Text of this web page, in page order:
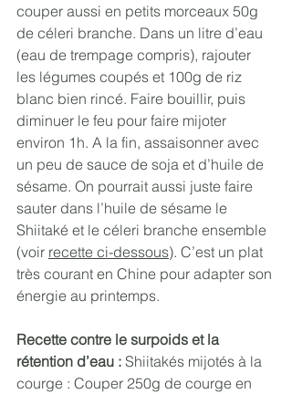
couper aussi en petits morceaux 50g
de céleri branche. Dans un litre d’eau
(eau de trempage compris), rajouter
les légumes coupés et 100g de riz
blanc bien rincé. Faire bouillir, puis
diminuer le feu pour faire mijoter
environ 1h. A la fin, assaisonner avec
un peu de sauce de soja et d’huile de
sésame. On pourrait aussi juste faire
sauter dans l’huile de sésame le
Shiitaké et le céleri branche ensemble
(voir recette ci-dessous). C’est un plat
très courant en Chine pour adapter son
énergie au printemps.
Recette contre le surpoids et la
rétention d’eau : Shiitakés mijotés à la
courge : Couper 250g de courge en